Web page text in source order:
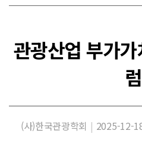
관광산업 부가
럼
(사)한국관광학회 | 2025-12-